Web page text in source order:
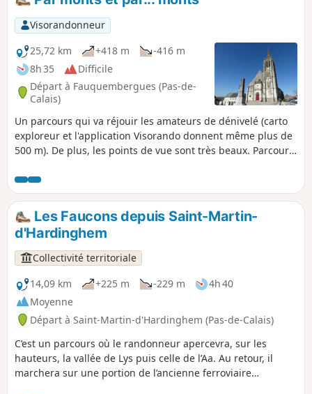
Visorandonneur
25,72 km
+418 m
-416 m
8h 35
Difficile
Départ à Fauquembergues (Pas-de-
Calais)
Un parcours qui va réjouir les amateurs de dénivelé (carto
exploreur et l'application Visorando donnent même plus de
500 m). De plus, les points de vue sont très beaux. Parcours
sont très bons le 14 mai 2020 (même si certains sont très
herbeux)
Les Faucons depuis Saint-Martin-
d'Hardinghem
Collectivité territoriale
14,09 km
+225 m -229 m
4h 40
Moyenne
Départ à Saint-Martin-d'Hardinghem (Pas-de-Calais)
C’est un parcours où le randonneur apercevra, sur les
hauteurs, la vallée de Lys puis celle de l’Aa. Au retour, il
marchera sur une portion de l’ancienne ferroviaire